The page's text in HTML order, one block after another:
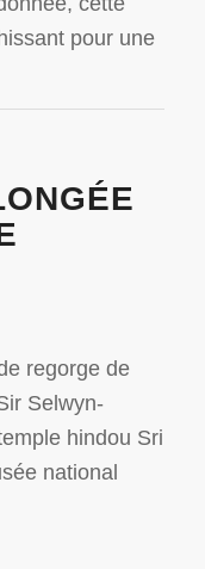
pour une
regorge de
Selwyn-
hindou Sri
national